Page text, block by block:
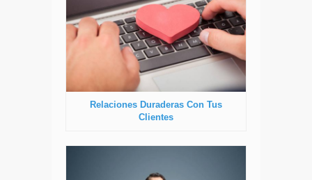
Relaciones Duraderas Con Tus
Clientes